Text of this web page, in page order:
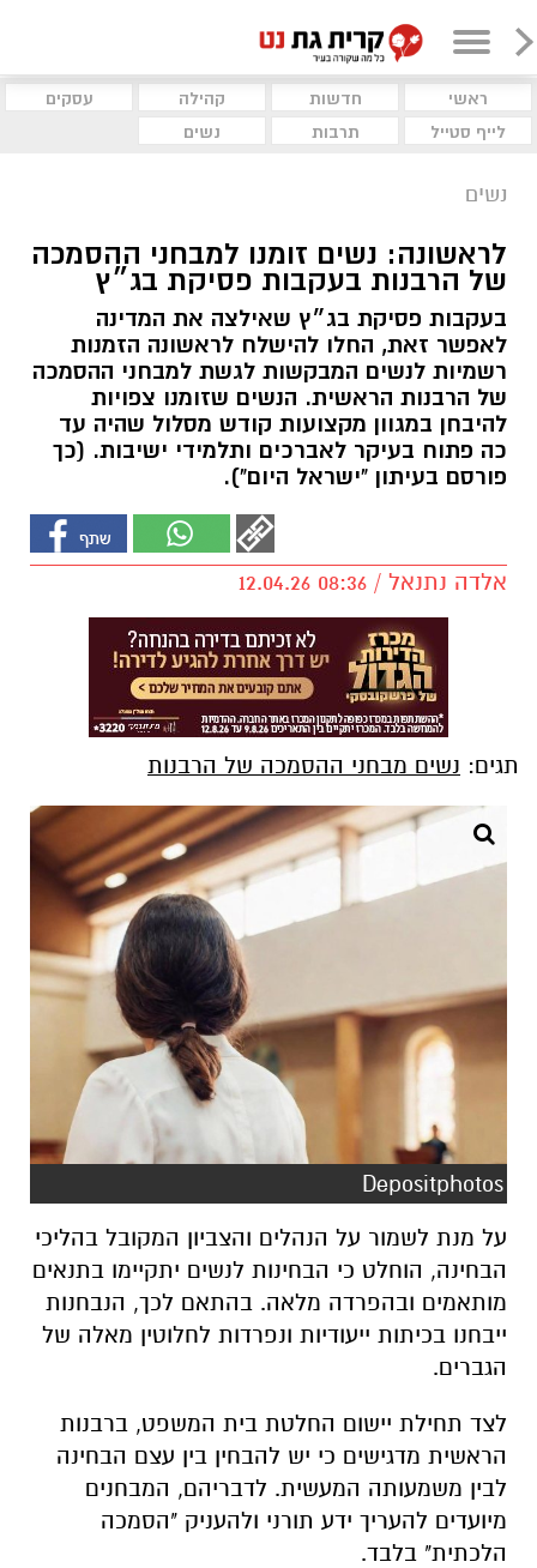
ראשי חדשות קהילה
עסקים
לייף סטייל
תרבות נשים
נשים
לראשונה: נשים זומנו למבחני ההסמכה
של הרבנות בעקבות פסיקת בג״ץ
בעקבות פסיקת בג״ץ שאילצה את המדינה
לאפשר זאת, החלו להישלח לראשונה הזמנות
רשמיות לנשים המבקשות לגשת למבחני ההסמכה
של הרבנות הראשית. הנשים שזומנו צפויות
להיבחן במגוון מקצועות קודש מסלול שהיה עד
כה פתוח בעיקר לאברכים ותלמידי ישיבות. (כך
פורסם בעיתון "ישראל היום").
אלדה נתנאל / 08:36 12.04.26
תגים: נשים מבחני ההסמכה של הרבנות
Depositphotos
על מנת לשמור על הנהלים והצביון המקובל בהליכי
הבחינה, הוחלט כי הבחינות לנשים יתקיימו בתנאים
מותאמים ובהפרדה מלאה. בהתאם לכך, הנבחנות
ייבחנו בכיתות ייעודיות ונפרדות לחלוטין מאלה של
הגברים.
לצד תחילת יישום החלטת בית המשפט, ברבנות
הראשית מדגישים כי יש להבחין בין עצם הבחינה
לבין משמעותה המעשית. לדבריהם, המבחנים
מיועדים להעריך ידע תורני ולהעניק "הסמכה
הלכתית" בלבד.